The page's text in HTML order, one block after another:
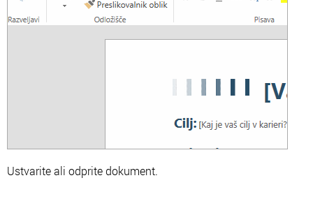
Ustvarite ali odprite dokument.